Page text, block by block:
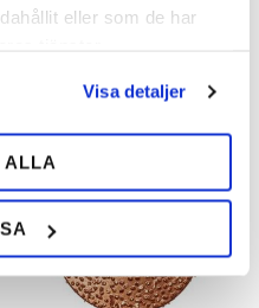
eller som de har
Visa detaljer
ALLA
i önskelista
468,00SEK